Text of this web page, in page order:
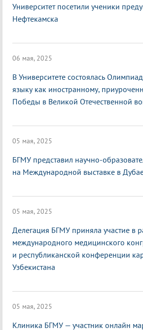
Университет посетили ученики
Нефтекамска
06 мая, 2025
В Университете состоялась
языку как иностранному,
Победы в Великой Отечественной
05 мая, 2025
БГМУ представил научно-
на Международной выставке в
05 мая, 2025
Делегация БГМУ приняла участие в
международного медицинского
и республиканской конференции
Узбекистана
05 мая, 2025
Клиника БГМУ — участник онлайн